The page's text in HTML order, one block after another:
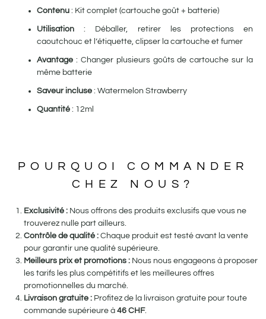
Contenu : Kit complet (cartouche goût + batterie)
Utilisation : Déballer, retirer les protections en
caoutchouc et l’étiquette, clipser la cartouche et fumer
Avantage : Changer plusieurs goûts de cartouche sur la
même batterie
Saveur incluse : Watermelon Strawberry
Quantité : 12ml
POURQUOI COMMANDER
CHEZ NOUS?
Exclusivité : Nous offrons des produits exclusifs que vous ne
trouverez nulle part ailleurs.
Contrôle de qualité : Chaque produit est testé avant la vente
pour garantir une qualité supérieure.
Meilleurs prix et promotions : Nous nous engageons à proposer
les tarifs les plus compétitifs et les meilleures offres
promotionnelles du marché.
Livraison gratuite : Profitez de la livraison gratuite pour toute
commande supérieure à 46 CHF.